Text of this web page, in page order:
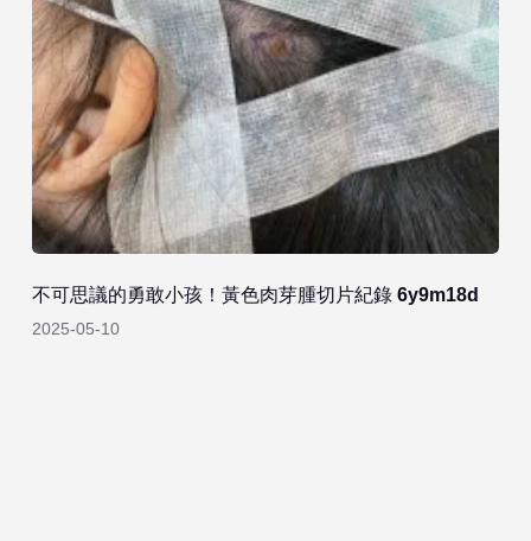
不可思議的勇敢小孩！黃色肉芽腫切片紀錄 6y9m18d
2025-05-10